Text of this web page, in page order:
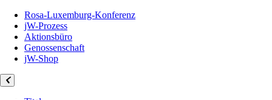
Rosa-Luxemburg-Konferenz
jW-Prozess
Aktionsbüro
Genossenschaft
jW-Shop